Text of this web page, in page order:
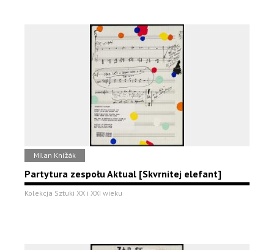
Milan Knížák
Partytura zespołu Aktual [Skvrnitej elefant]
Kolekcja Sztuki XX i XXI wieku